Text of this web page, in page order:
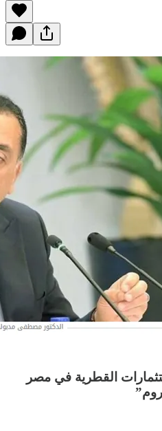
القطرية في مصر